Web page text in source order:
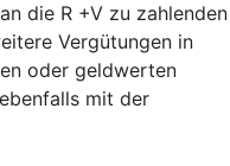
die R +V zu zahlenden
Vergütungen in
oder geldwerten
mit der